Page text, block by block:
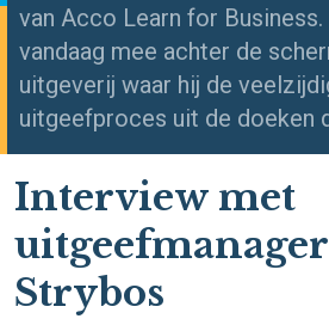
van Acco Learn for
vandaag mee achter de
uitgeverij waar hij de
uitgeefproces uit de doeken
Interview met
Strybos